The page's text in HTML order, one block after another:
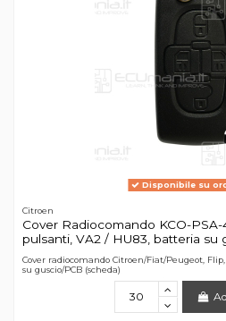
Disponibile su
Citroen
Cover Radiocomando KCO-PSA-
pulsanti, VA2 / HU83, batteria su
Cover radiocomando Citroen/Fiat/Peugeot,
su guscio/PCB (scheda)